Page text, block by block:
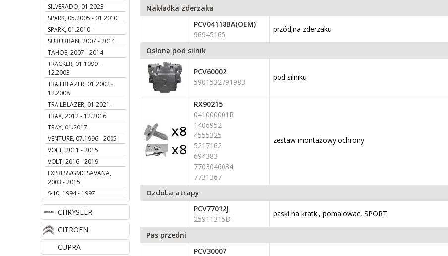
Nakładka zderzaka
PCV04118BA(OEM)
96945165
przód;na zderzaku
Osłona pod silnik
PCV60002
5901532791983
pod silniku
RX90215
041000001R
1406952
4555325
5217162
694383
7703046034
7731367
zestaw montażowy ochrony
Ozdoba atrapy
PCV77012J
25911315D
paski na kratk., pomalowac, SPORT
Pas przedni
PCV30007
SILVERADO, 01.2023 -
SPARK, 05.2005 - 01.2010
SPARK, 01.2010 -
SUBURBAN, 2007 - 2014
TAHOE, 2007 - 2014
TRACKER, 01.1999 -
12.2003
TRAILBLAZER, 01.2002 -
12.2008
TRAILBLAZER, 01.2021 -
TRAX, 2012 - 12.2016
TRAX, 01.2017 -
VENTURE, 07.1996 - 2005
VOLT, 2011 - 2015
VOLT, 2016 - 2019
EXPRESS/GMC SAVANA,
2003 - 2015
S-10, 1994 - 1997
CHRYSLER
CITROEN
CUPRA